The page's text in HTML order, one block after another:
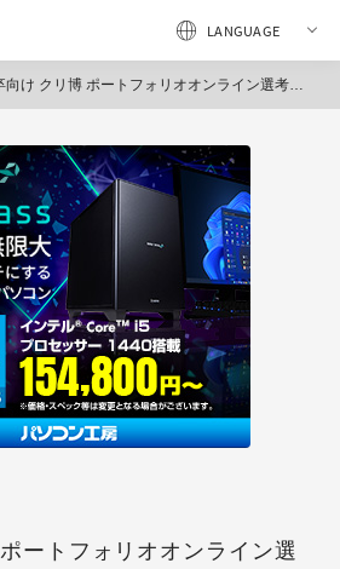
リ博 ポートフォリオオンライン選考会 Vol.1 開催決定！ 2D、3D、UIデザイナー志望者必見 ※応募締切：12/2
ートフォリオオンライン選